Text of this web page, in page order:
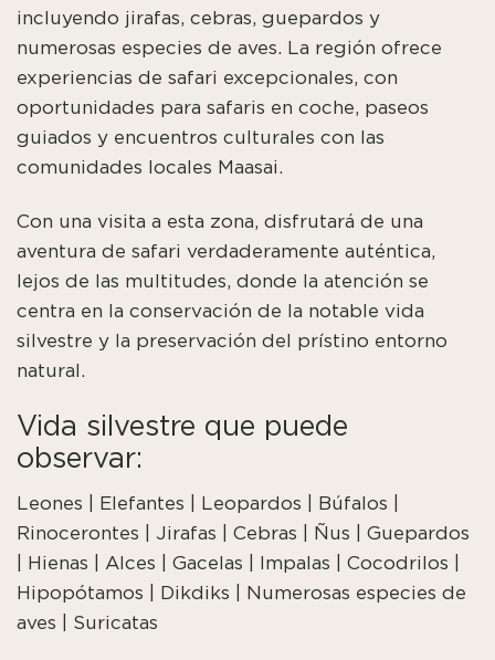
incluyendo jirafas, cebras, guepardos y
numerosas especies de aves. La región ofrece
experiencias de safari excepcionales, con
oportunidades para safaris en coche, paseos
guiados y encuentros culturales con las
comunidades locales Maasai.
Con una visita a esta zona, disfrutará de una
aventura de safari verdaderamente auténtica,
lejos de las multitudes, donde la atención se
centra en la conservación de la notable vida
silvestre y la preservación del prístino entorno
natural.
Vida silvestre que puede
observar:
Leones | Elefantes | Leopardos | Búfalos |
Rinocerontes | Jirafas | Cebras | Ñus | Guepardos
| Hienas | Alces | Gacelas | Impalas | Cocodrilos |
Hipopótamos | Dikdiks | Numerosas especies de
aves | Suricatas